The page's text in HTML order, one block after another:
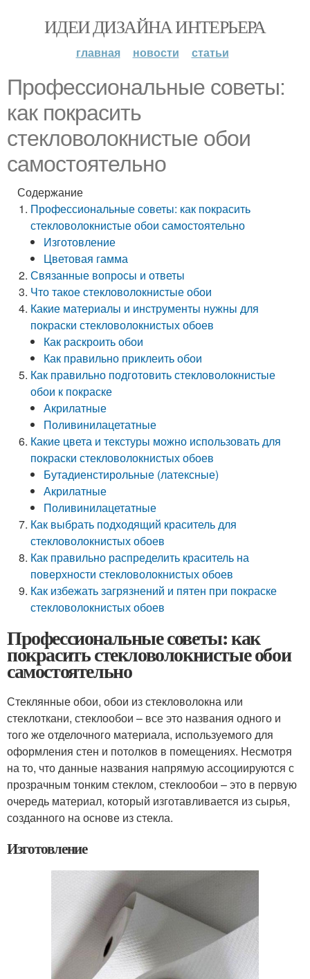
ИДЕИ ДИЗАЙНА ИНТЕРЬЕРА
главная новости статьи
Профессиональные советы:
как покрасить
стекловолокнистые обои
самостоятельно
Содержание
Профессиональные советы: как покрасить
стекловолокнистые обои самостоятельно
Изготовление
Цветовая гамма
Связанные вопросы и ответы
Что такое стекловолокнистые обои
Какие материалы и инструменты нужны для
покраски стекловолокнистых обоев
Как раскроить обои
Как правильно приклеить обои
Как правильно подготовить стекловолокнистые
обои к покраске
Акрилатные
Поливинилацетатные
Какие цвета и текстуры можно использовать для
покраски стекловолокнистых обоев
Бутадиенстирольные (латексные)
Акрилатные
Поливинилацетатные
Как выбрать подходящий краситель для
стекловолокнистых обоев
Как правильно распределить краситель на
поверхности стекловолокнистых обоев
Как избежать загрязнений и пятен при покраске
стекловолокнистых обоев
Профессиональные советы: как
покрасить стекловолокнистые обои
самостоятельно
Стеклянные обои, обои из стекловолокна или
стеклоткани, стеклообои – все это названия одного и
того же отделочного материала, используемого для
оформления стен и потолков в помещениях. Несмотря
на то, что данные названия напрямую ассоциируются с
прозрачным тонким стеклом, стеклообои – это в первую
очередь материал, который изготавливается из сырья,
созданного на основе из стекла.
Изготовление